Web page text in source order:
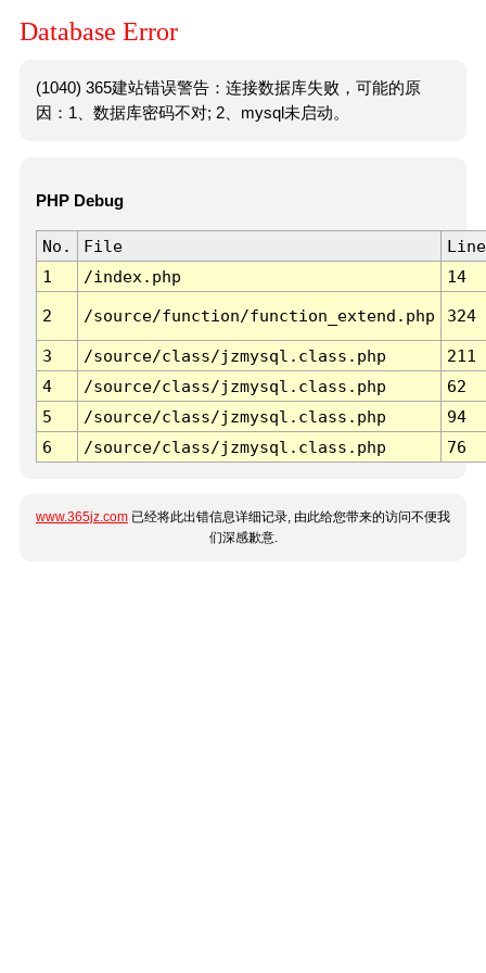
Database Error
(1040) 365建站错误警告：连接数据库失败，可能的原
因：1、数据库密码不对; 2、mysql未启动。
PHP Debug
No. File
Line
1
/index.php 14
2 /source/function/function_extend.php 324
3 /source/class/jzmysql.class.php
211
4
/source/class/jzmysql.class.php
62
5
/source/class/jzmysql.class.php
94
6
/source/class/jzmysql.class.php 76
www.365jz.com 已经将此出错信息详细记录, 由此给您带来的访问不便我
们深感歉意.